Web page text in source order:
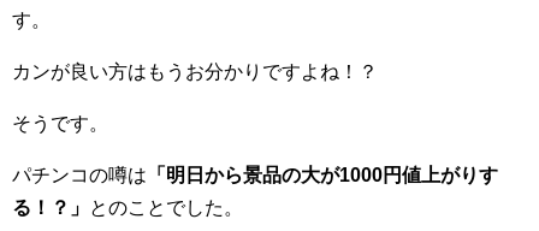
す。
カンが良い方はもうお分かりですよね！？
そうです。
パチンコの噂は 「明日から景品の大が1000円値上がりす
る！？」 とのことでした。